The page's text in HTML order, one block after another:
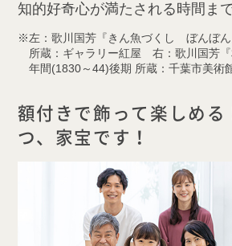
知的好奇心が満たされる時間ま
左：歌川国芳『きん魚づくし ぼんぼ
所蔵：ギャラリー紅屋 右：歌川国芳
年間(1830～44)後期 所蔵：千葉市美術
額付きで飾って楽しめる
つ、家宝です！